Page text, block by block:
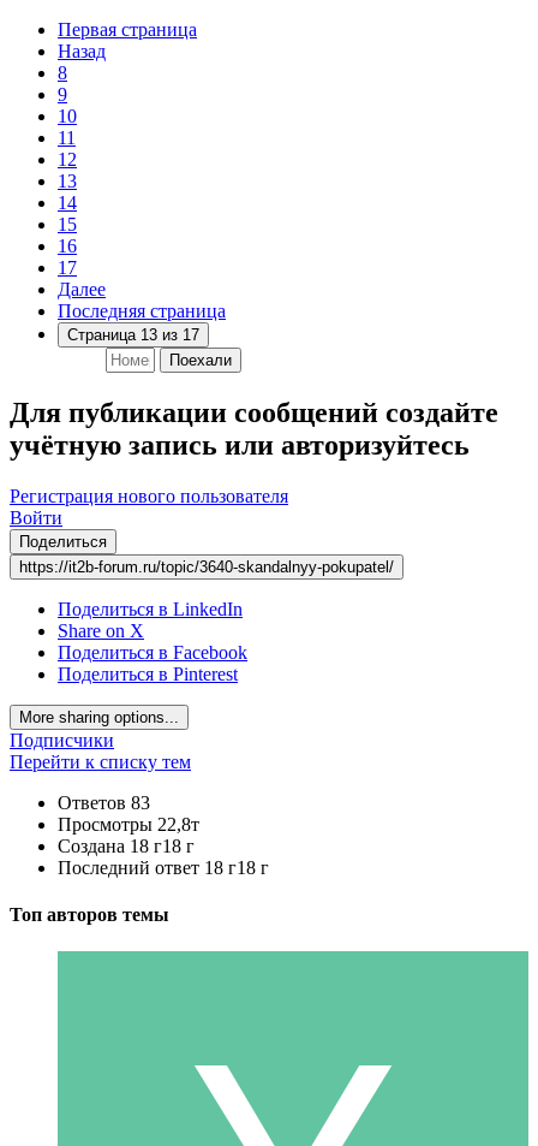
Первая страница
Назад
8
9
10
11
12
13
14
15
16
17
Далее
Последняя страница
Страница 13 из 17
Поехали
Для публикации сообщений создайте
учётную запись или авторизуйтесь
Регистрация нового пользователя
Войти
Поделиться
https://it2b-forum.ru/topic/3640-skandalnyy-pokupatel/
Поделиться в LinkedIn
Share on X
Поделиться в Facebook
Поделиться в Pinterest
More sharing options...
Подписчики
Перейти к списку тем
Ответов 83
Просмотры 22,8т
Создана 18 г18 г
Последний ответ 18 г18 г
Топ авторов темы